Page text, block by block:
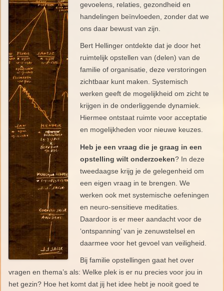
gevoelens, relaties, gezondheid en
handelingen beïnvloeden, zonder dat we
ons daar bewust van zijn.
Bert Hellinger ontdekte dat je door het
ruimtelijk opstellen van (delen) van de
familie of organisatie, deze verstoringen
zichtbaar kunt maken. Systemisch
werken geeft de mogelijkheid om zicht te
krijgen in de onderliggende dynamiek.
Hiermee ontstaat ruimte voor acceptatie
en mogelijkheden voor nieuwe keuzes.
Heb je een vraag die je graag in een
opstelling wilt onderzoeken? In deze
tweedaagse krijg je de gelegenheid om
een eigen vraag in te brengen. We
werken ook met systemische oefeningen
en neuro-sensitieve meditaties.
Daardoor is er meer aandacht voor de
‘ontspanning’ van je zenuwstelsel en
daarmee voor het gevoel van veiligheid.
Bij familie opstellingen gaat het over
vragen en thema’s als: Welke plek is er nu precies voor jou in
het gezin? Hoe het komt dat jij het idee hebt je nooit goed te